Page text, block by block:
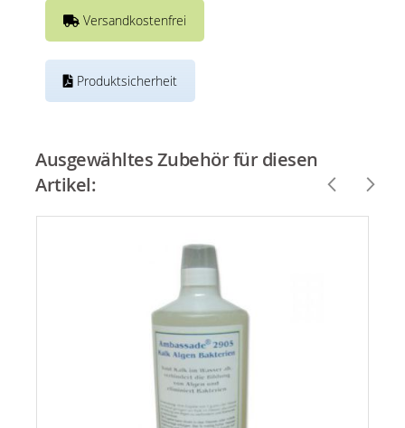
Versandkostenfrei
Produktsicherheit
Ausgewähltes Zubehör für diesen
Artikel: